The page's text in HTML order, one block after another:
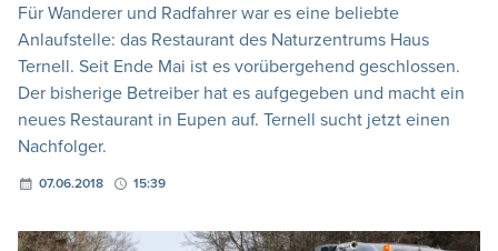
Für Wanderer und Radfahrer war es eine beliebte
Anlaufstelle: das Restaurant des Naturzentrums Haus
Ternell. Seit Ende Mai ist es vorübergehend geschlossen.
Der bisherige Betreiber hat es aufgegeben und macht ein
neues Restaurant in Eupen auf. Ternell sucht jetzt einen
Nachfolger.
07.06.2018 15:39